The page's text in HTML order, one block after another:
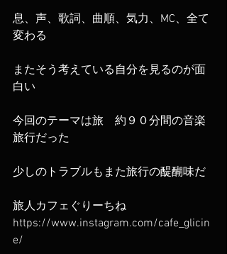
息、声、歌詞、曲順、気力、MC、全て
変わる
またそう考えている自分を見るのが面
白い
今回のテーマは旅　約９０分間の音楽
旅行だった
少しのトラブルもまた旅行の醍醐味だ
旅人カフェぐりーちね
https://www.instagram.com/cafe_glicin
e/